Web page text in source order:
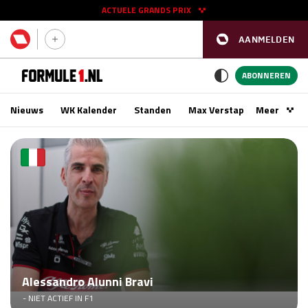
AANMELDEN
ACTUELE GRANDS PRIX
11 - 13 sep
Race
GP AZERBEIDZJAN 2026
Kwalificatie
GP SINGAPORE 2026
Kwalificatie
Race
zo 14:00 - 16:00
ABONNEREN
Nieuws WK Kalender Standen Max VerstappenMeer
Alessandro Alunni Bravi
- NIET ACTIEF IN F1